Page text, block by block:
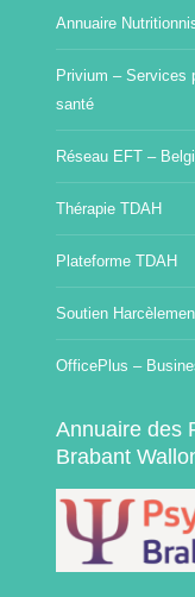
Annuaire
Privium – Services
santé
Réseau EFT –
Thérapie TDAH
Plateforme TDAH
Soutien
OfficePlus –
Annuaire des
Brabant